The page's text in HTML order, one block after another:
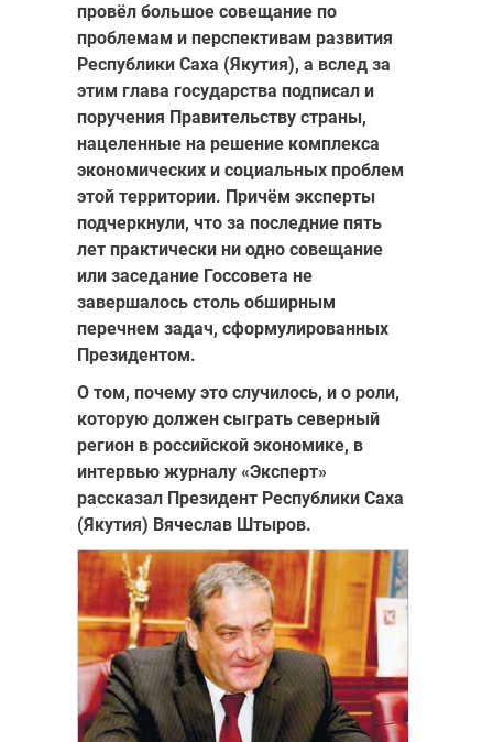
провёл большое совещание по
проблемам и перспективам развития
Республики Саха (Якутия), а вслед за
этим глава государства подписал и
поручения Правительству страны,
нацеленные на решение комплекса
экономических и социальных проблем
этой территории. Причём эксперты
подчеркнули, что за последние пять
лет практиче­ски ни одно совещание
или заседание Госсовета не
завершалось столь обширным
перечнем задач, сформулированных
Президентом.
О том, почему это случилось, и о роли,
которую должен сыграть северный
реги­он в российской экономике, в
интервью журналу «Эксперт»
рассказал Президент Республики Саха
(Якутия) Вячеслав Штыров.